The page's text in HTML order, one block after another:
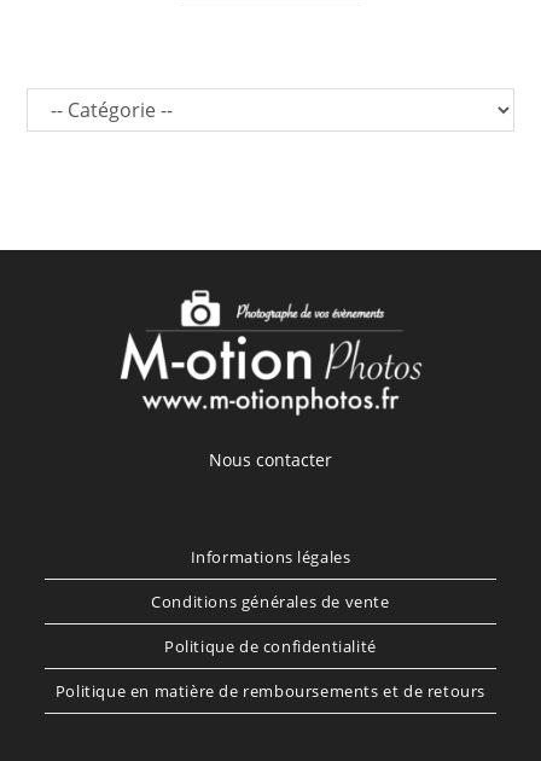
Nous contacter
Informations légales
Conditions générales de vente
Politique de confidentialité
Politique en matière de remboursements et de retours